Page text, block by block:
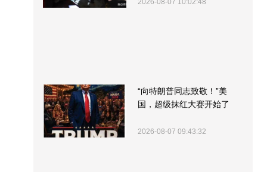
2026-08-07 10:02:48
“向特朗普同志致敬！”美
国，超级抹红大赛开始了
2026-08-07 09:43:32